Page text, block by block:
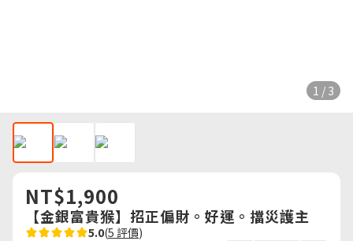
1 / 3
NT$1,900
【金銀富貴猴】招正偏財。好運。擋災護主
5.0(5 評價)